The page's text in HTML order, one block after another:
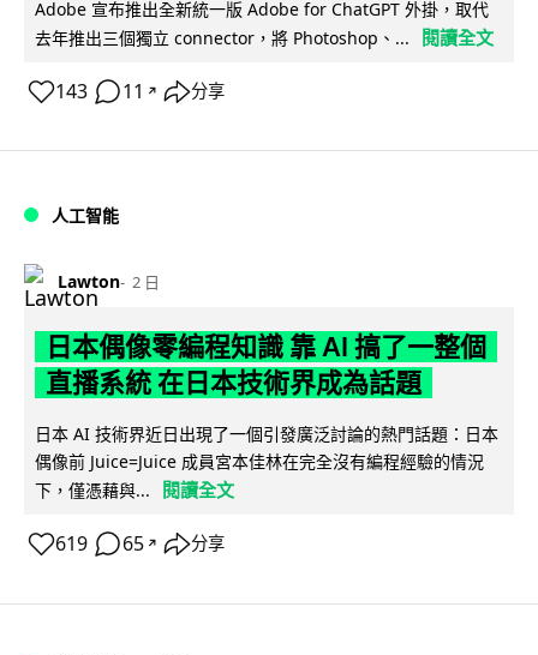
Adobe 宣布推出全新統一版 Adobe for ChatGPT 外掛，取代
去年推出三個獨立 connector，將 Photoshop、...
閱讀全文
143 11 ↗ 分享
人工智能
Lawton 2 日
日本偶像零編程知識 靠 AI 搞了一整個
直播系統 在日本技術界成為話題
日本 AI 技術界近日出現了一個引發廣泛討論的熱門話題：日本
偶像前 Juice=Juice 成員宮本佳林在完全沒有編程經驗的情況
下，僅憑藉與...
閱讀全文
619 65 ↗ 分享